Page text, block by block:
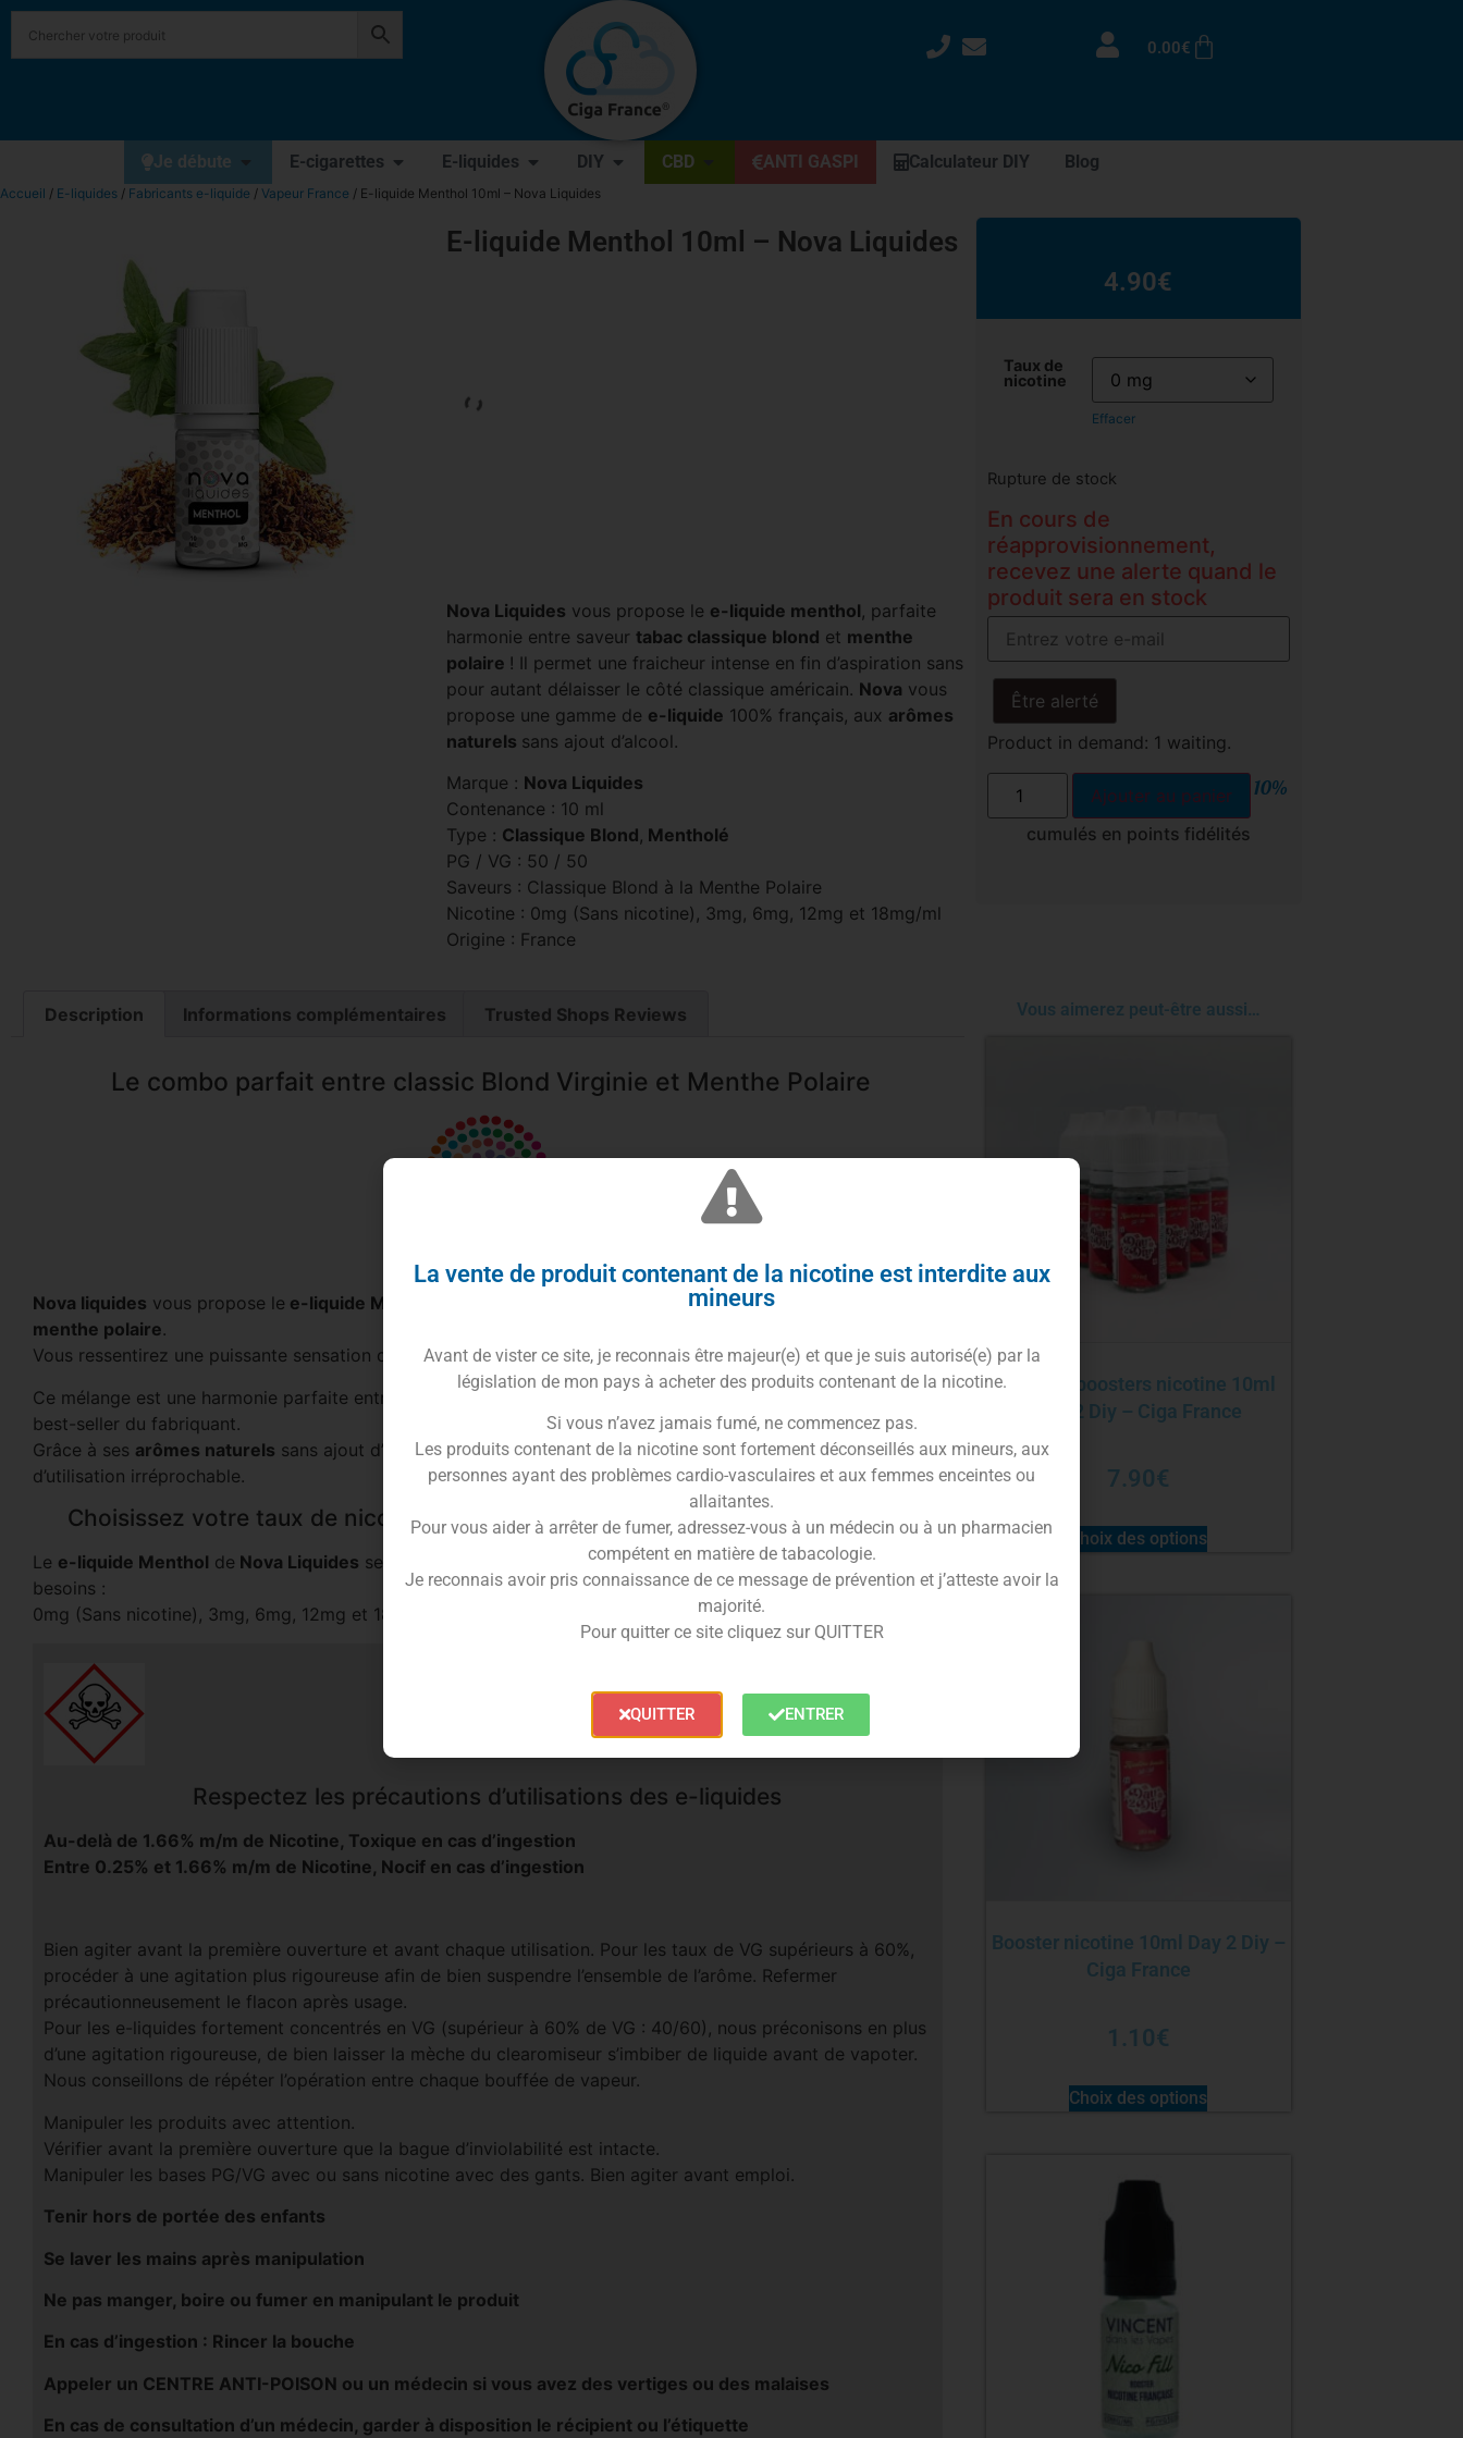
0.00€
Je débute E-cigarettes E-liquides DIY CBD ANTI GASPI Calculateur DIY Blog
Accueil / E-liquides / Fabricants e-liquide / Vapeur France / E-liquide Menthol 10ml – Nova Liquides
E-liquide Menthol 10ml – Nova Liquides
Nova Liquides vous propose le e-liquide menthol, parfaite
harmonie entre saveur tabac classique blond et menthe
polaire ! Il permet une fraicheur intense en fin d’aspiration sans
pour autant délaisser le côté classique américain. Nova vous
propose une gamme de e-liquide 100% français, aux arômes
naturels sans ajout d’alcool.
Marque : Nova Liquides
Contenance : 10 ml
Type : Classique Blond, Mentholé
PG / VG : 50 / 50
Saveurs : Classique Blond à la Menthe Polaire
Nicotine : 0mg (Sans nicotine), 3mg, 6mg, 12mg et 18mg/ml
Origine : France
4.90€
Taux de
nicotine
Effacer
Rupture de stock
En cours de
réapprovisionnement,
recevez une alerte quand le
produit sera en stock
Être alerté
Product in demand: 1 waiting.
Ajouter au panier 10%
cumulés en points fidélités
Description Informations complémentaires Trusted Shops Reviews
Le combo parfait entre classic Blond Virginie et Menthe Polaire
Nova liquides vous propose le e-liquide Menthol saveur tabac classique blond
menthe polaire.
Vous ressentirez une puissante sensation dans la gorge qui vous rappellera les cigarettes mentholées !
Ce mélange est une harmonie parfaite entre les
deux saveurs : le classique et la
best-seller du fabriquant.
Grâce à ses arômes naturels sans ajout d’alcool, Nova Liquidesoffre un produit qui garanti une qualité
d’utilisation irréprochable.
Choisissez votre taux de nicotine pour le e-liquide Menthol de Nova Liquides
Le e-liquide Menthol de Nova Liquides se décline en plusieurs taux de nicotinique, choisissez selon vos
besoins :
0mg (Sans nicotine), 3mg, 6mg, 12mg et 18mg/ml
Respectez les précautions d’utilisations des e-liquides
Au-delà de 1.66% m/m de Nicotine, Toxique en cas d’ingestion
Entre 0.25% et 1.66% m/m de Nicotine, Nocif en cas d’ingestion
Bien agiter avant la première ouverture et avant chaque utilisation. Pour les taux de VG supérieurs à 60%,
procéder à une agitation plus rigoureuse afin de bien suspendre l’ensemble de l’arôme. Refermer
précautionneusement le flacon après usage.
Pour les e-liquides fortement concentrés en VG (supérieur à 60% de VG : 40/60), nous préconisons en plus
d’une agitation rigoureuse, de bien laisser la mèche du clearomiseur s’imbiber de liquide avant de vapoter.
Nous conseillons de répéter l’opération entre chaque bouffée de vapeur.
Manipuler les produits avec attention.
Vérifier avant la première ouverture que la bague d’inviolabilité est intacte.
Manipuler les bases PG/VG avec ou sans nicotine avec des gants. Bien agiter avant emploi.
Tenir hors de portée des enfants
Se laver les mains après manipulation
Ne pas manger, boire ou fumer en manipulant le produit
En cas d’ingestion : Rincer la bouche
Appeler un CENTRE ANTI-POISON ou un médecin si vous avez des vertiges ou des malaises
En cas de consultation d’un médecin, garder à disposition le récipient ou l’étiquette
Vous aimerez peut-être aussi…
Pack 10 boosters nicotine 10ml
Day 2 Diy – Ciga France
7.90€
Choix des options
Booster nicotine 10ml Day 2 Diy –
Ciga France
1.10€
Choix des options
La vente de produit contenant de la nicotine est interdite aux
mineurs
Avant de vister ce site, je reconnais être majeur(e) et que je suis autorisé(e) par la
législation de mon pays à acheter des produits contenant de la nicotine.
Si vous n’avez jamais fumé, ne commencez pas.
Les produits contenant de la nicotine sont fortement déconseillés aux mineurs, aux
personnes ayant des problèmes cardio-vasculaires et aux femmes enceintes ou
allaitantes.
Pour vous aider à arrêter de fumer, adressez-vous à un médecin ou à un pharmacien
compétent en matière de tabacologie.
Je reconnais avoir pris connaissance de ce message de prévention et j’atteste avoir la
majorité.
Pour quitter ce site cliquez sur QUITTER
QUITTER ENTRER